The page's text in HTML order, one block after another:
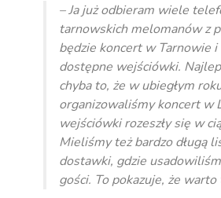
– Ja już odbieram wiele
tarnowskich melomanów z
będzie koncert w Tarnowie i
dostępne wejściówki.
chyba to, że w ubiegłym
organizowaliśmy koncert w
wejściówki rozeszły się w
Mieliśmy też bardzo długą
dostawki, gdzie
gości. To pokazuje, że warto